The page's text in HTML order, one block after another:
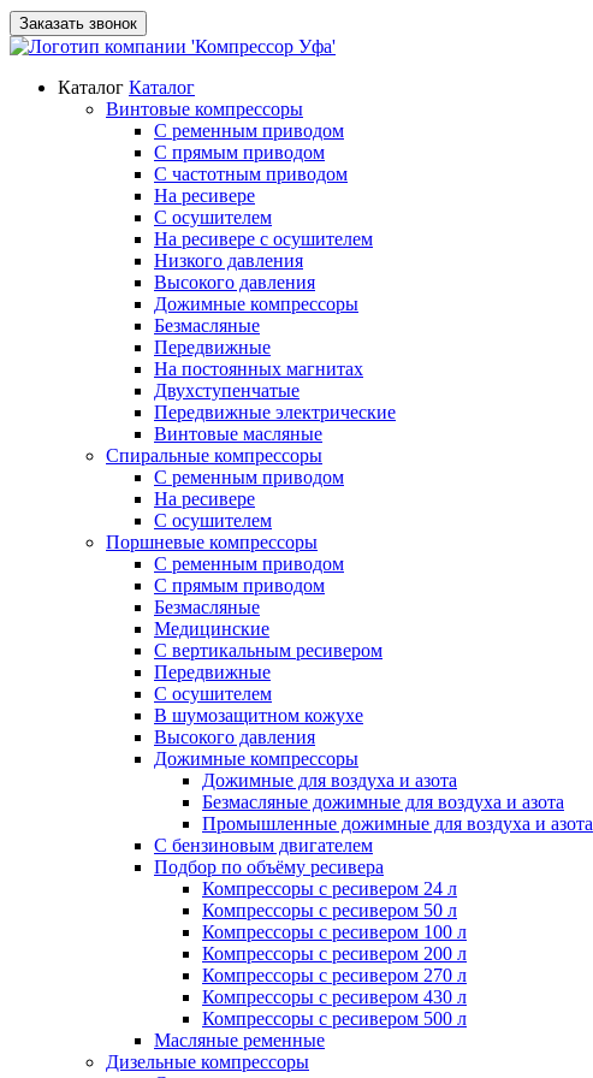
Заказать звонок
Каталог Каталог
Винтовые компрессоры
С ременным приводом
С прямым приводом
С частотным приводом
На ресивере
С осушителем
На ресивере с осушителем
Низкого давления
Высокого давления
Дожимные компрессоры
Безмасляные
Передвижные
На постоянных магнитах
Двухступенчатые
Передвижные электрические
Винтовые масляные
Спиральные компрессоры
С ременным приводом
На ресивере
С осушителем
Поршневые компрессоры
С ременным приводом
С прямым приводом
Безмасляные
Медицинские
С вертикальным ресивером
Передвижные
С осушителем
В шумозащитном кожухе
Высокого давления
Дожимные компрессоры
Дожимные для воздуха и азота
Безмасляные дожимные для воздуха и азота
Промышленные дожимные для воздуха и азота
С бензиновым двигателем
Подбор по объёму ресивера
Компрессоры с ресивером 24 л
Компрессоры с ресивером 50 л
Компрессоры с ресивером 100 л
Компрессоры с ресивером 200 л
Компрессоры с ресивером 270 л
Компрессоры с ресивером 430 л
Компрессоры с ресивером 500 л
Масляные ременные
Дизельные компрессоры